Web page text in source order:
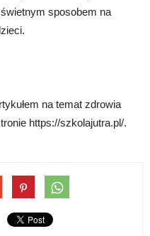
sposobem na
na temat zdrowia
https://szkolajutra.pl/.